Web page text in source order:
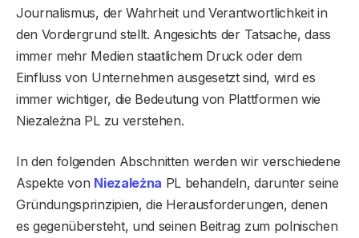
Journalismus, der Wahrheit und Verantwortlichkeit in
den Vordergrund stellt. Angesichts der Tatsache, dass
immer mehr Medien staatlichem Druck oder dem
Einfluss von Unternehmen ausgesetzt sind, wird es
immer wichtiger, die Bedeutung von Plattformen wie
Niezależna PL zu verstehen.
In den folgenden Abschnitten werden wir verschiedene
Aspekte von Niezależna PL behandeln, darunter seine
Gründungsprinzipien, die Herausforderungen, denen
es gegenübersteht, und seinen Beitrag zum polnischen